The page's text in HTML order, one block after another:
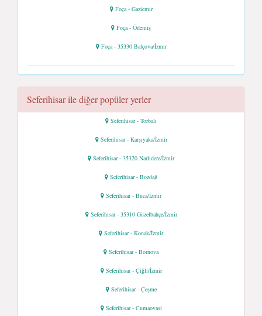
Foça - Gaziemir
Foça - Ödemiş
Foça - 35330 Balçova/İzmir
Seferihisar ile diğer popüler yerler
Seferihisar - Torbalı
Seferihisar - Karşıyaka/İzmir
Seferihisar - 35320 Narlıdere/İzmir
Seferihisar - Bozdağ
Seferihisar - Buca/İzmir
Seferihisar - 35310 Güzelbahçe/İzmir
Seferihisar - Konak/İzmir
Seferihisar - Bornova
Seferihisar - Çiğli/İzmir
Seferihisar - Çeşme
Seferihisar - Cumaovasi